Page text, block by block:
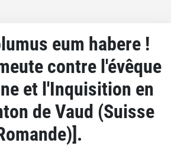
eum habere !
contre l'évêque
et l'Inquisition en
de Vaud (Suisse